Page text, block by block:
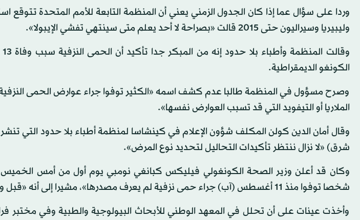
وردا على سؤال عما إذا كان الجدول الزمني يعني أن المنظمة التابعة للأمم المتحدة تتوقع
وليبيريا وسيراليون حتى 2015 قالت «بصراحة لا أحد يعلم متى سينتهي تفشي الإيبولا».
الكونغو الديمقراطية.
وصرح مسؤول في المنظمة طالبا عدم كشف اسمه «الكثير توفوا جراء عوارض الحمى
الملاريا أو التيفويد التي قد تسبب العوارض نفسها».
وقال أمان الدين كولن المكلف شؤون الإعلام في كينشاسا لمنظمة أطباء بلا حدود التي
شرق) «لا نزال ننتظر تأكيدات التحاليل لتحديد نوع المرض».
شخصا توفوا منذ 11 أغسطس (آب) جراء حمى نزفية لم يعرف مصدرها»، مشيرا إلى أنه «قبل وفاتهم تقيأوا مادة سوداء».
وأخذت عينات على أن تحلل في المعهد الوطني للأبحاث البيولوجية والطبية وفي مختبر